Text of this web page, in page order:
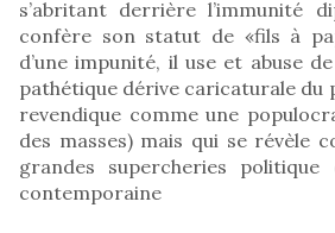
s’abritant derrière l’immunité
confère son statut de «fils à
d’une impunité, il use et abuse
pathétique dérive caricaturale du
revendique comme une
des masses) mais qui se révèle
grandes supercheries politique
contemporaine